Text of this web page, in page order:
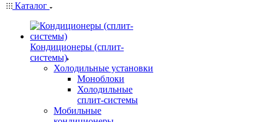
Каталог
Кондиционеры (сплит-
системы)
Холодильные установки
Моноблоки
Холодильные
сплит-системы
Мобильные